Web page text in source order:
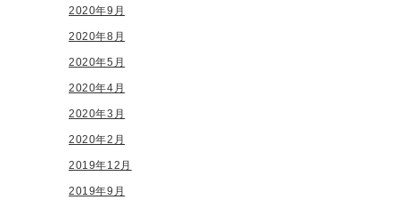
2020年9月
2020年8月
2020年5月
2020年4月
2020年3月
2020年2月
2019年12月
2019年9月